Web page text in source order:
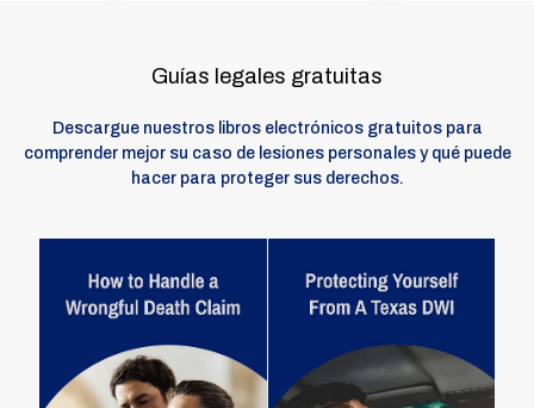
Guías legales gratuitas
Descargue nuestros libros electrónicos gratuitos para
comprender mejor su caso de lesiones personales y qué puede
hacer para proteger sus derechos.